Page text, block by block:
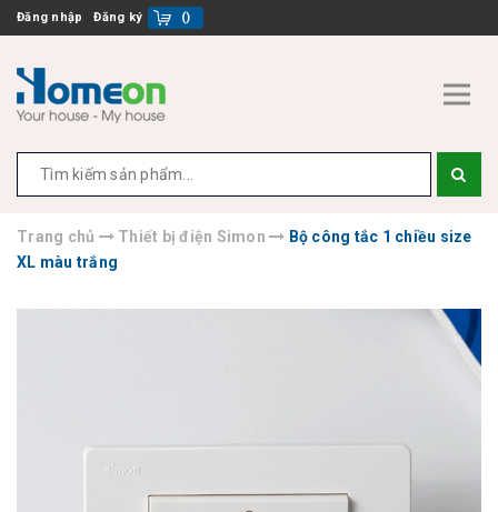
Đăng nhập Đăng ký ()
Trang chủ Thiết bị điện Simon
Bộ công tắc 1 chiều size
XL màu trắng